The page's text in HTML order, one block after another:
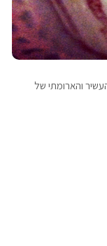
והארומתי של